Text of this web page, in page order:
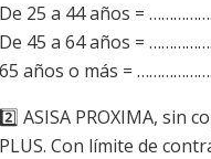
De 25 a 44 años =
De 45 a 64 años =
65 años o más =
2️⃣ ASISA PROXIMA, sin
PLUS. Con límite de